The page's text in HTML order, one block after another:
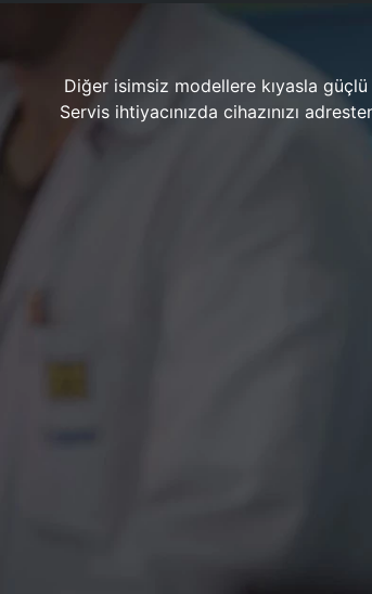
Diğer isimsiz modellere kıyasla
Servis ihtiyacınızda cihazınızı